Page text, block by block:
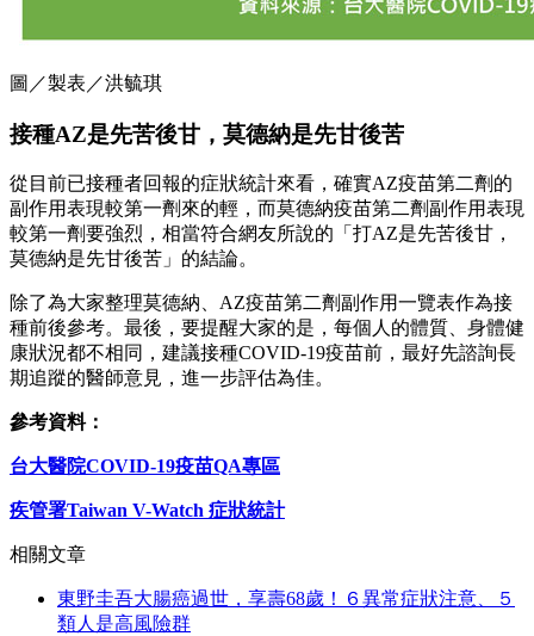
圖／製表／洪毓琪
接種AZ是先苦後甘，莫德納是先甘後苦
從目前已接種者回報的症狀統計來看，確實AZ疫苗第二劑的
副作用表現較第一劑來的輕，而莫德納疫苗第二劑副作用表現
較第一劑要強烈，相當符合網友所說的「打AZ是先苦後甘，
莫德納是先甘後苦」的結論。
除了為大家整理莫德納、AZ疫苗第二劑副作用一覽表作為接
種前後參考。最後，要提醒大家的是，每個人的體質、身體健
康狀況都不相同，建議接種COVID-19疫苗前，最好先諮詢長
期追蹤的醫師意見，進一步評估為佳。
參考資料：
台大醫院COVID-19疫苗QA專區
疾管署Taiwan V-Watch 症狀統計
相關文章
東野圭吾大腸癌過世，享壽68歲！６異常症狀注意、５
類人是高風險群